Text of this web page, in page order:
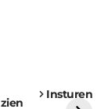
Insturen